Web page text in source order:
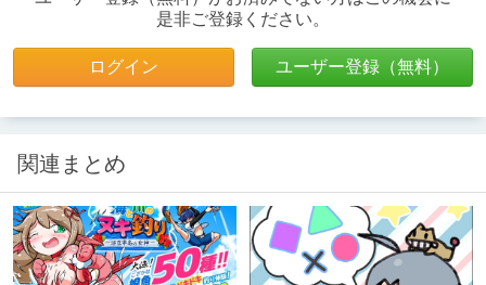
是非ご登録ください。
ログイン ユーザー登録（無料）
関連まとめ